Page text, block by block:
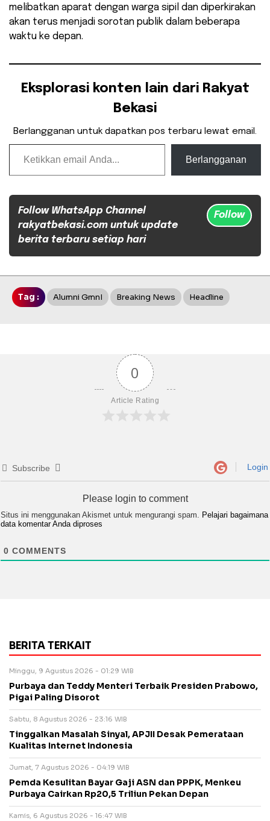
melibatkan aparat dengan warga sipil dan diperkirakan
akan terus menjadi sorotan publik dalam beberapa
waktu ke depan.
Eksplorasi konten lain dari Rakyat
Bekasi
Berlangganan untuk dapatkan pos terbaru lewat email.
Ketikkan email Anda...
Berlangganan
Follow WhatsApp Channel
rakyatbekasi.com untuk update
berita terbaru setiap hari
Follow
Tag : Alumni GmnI Breaking News Headline
0
Article Rating
Subscribe Login
Please login to comment
Situs ini menggunakan Akismet untuk mengurangi spam. Pelajari bagaimana
data komentar Anda diproses
0 COMMENTS
BERITA TERKAIT
Minggu, 9 Agustus 2026 - 01:29 WIB
Purbaya dan Teddy Menteri Terbaik Presiden Prabowo,
Pigai Paling Disorot
Sabtu, 8 Agustus 2026 - 23:16 WIB
Tinggalkan Masalah Sinyal, APJII Desak Pemerataan
Kualitas Internet Indonesia
Jumat, 7 Agustus 2026 - 04:19 WIB
Pemda Kesulitan Bayar Gaji ASN dan PPPK, Menkeu
Purbaya Cairkan Rp20,5 Triliun Pekan Depan
Kamis, 6 Agustus 2026 - 16:47 WIB